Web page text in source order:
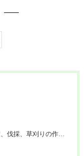
奈良市、生駒市で剪定、伐採、草刈りの作業を頼むなら はなまる造園